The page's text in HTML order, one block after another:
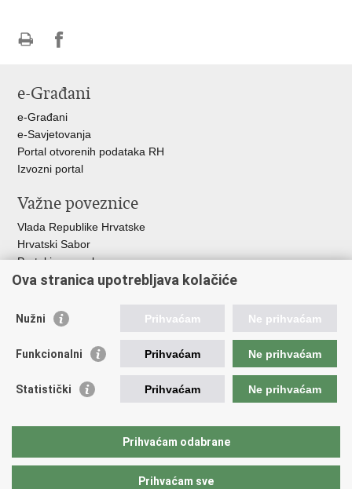
FacebookuTwitteru
e-Građani
e-Građani
e-Savjetovanja
Portal otvorenih podataka RH
Izvozni portal
Važne poveznice
Vlada Republike Hrvatske
Hrvatski Sabor
Portal javne nabave
Centralizirani sustav za zapošljavanje
Institucije i Javne ustanove u nadležnosti
Ministarstva
Fond za zaštitu okoliša i energetsku učinkovitost
Državni hidrometeorološki zavod
Parkovi Hrvatske
Institut za vode „Josip Juraj Strossmayer“
Ova stranica upotrebljava kolačiće
Nužni Prihvaćam Ne prihvaćam
Funkcionalni Prihvaćam Ne prihvaćam
Statistički Prihvaćam Ne prihvaćam
Prihvaćam odabrane
Prihvaćam sve